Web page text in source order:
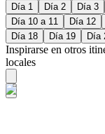
Día 1 Día 2 Día 3
Día 10 a 11
Día 12
Día 18
Día 19 Día
Inspirarse en otros
locales